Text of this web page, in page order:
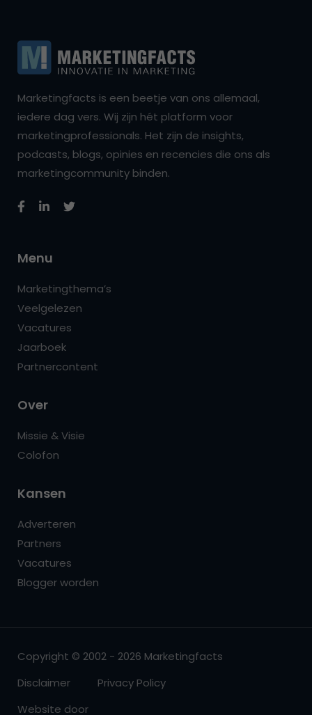
Marketingfacts is een beetje van ons allemaal,
iedere dag vers. Wij zijn hét platform voor
marketingprofessionals. Het zijn de insights,
podcasts, blogs, opinies en recencies die ons als
marketingcommunity binden.
Menu
Marketingthema’s
Veelgelezen
Vacatures
Jaarboek
Partnercontent
Over
Missie & Visie
Colofon
Kansen
Adverteren
Partners
Vacatures
Blogger worden
Copyright © 2002 - 2026 Marketingfacts
Disclaimer
Privacy Policy
Website door